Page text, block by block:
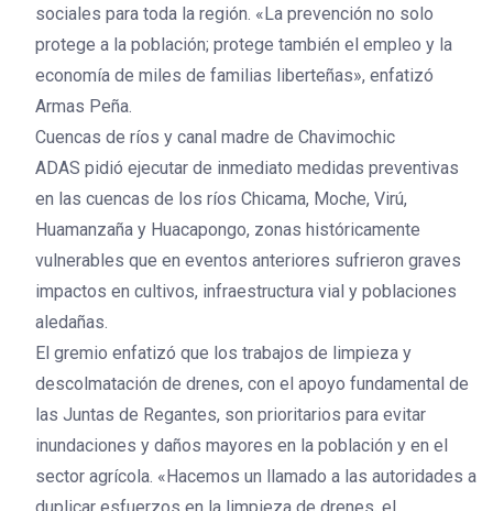
sociales para toda la región. «La prevención no solo
protege a la población; protege también el empleo y la
economía de miles de familias liberteñas», enfatizó
Armas Peña.
Cuencas de ríos y canal madre de Chavimochic
ADAS pidió ejecutar de inmediato medidas preventivas
en las cuencas de los ríos Chicama, Moche, Virú,
Huamanzaña y Huacapongo, zonas históricamente
vulnerables que en eventos anteriores sufrieron graves
impactos en cultivos, infraestructura vial y poblaciones
aledañas.
El gremio enfatizó que los trabajos de limpieza y
descolmatación de drenes, con el apoyo fundamental de
las Juntas de Regantes, son prioritarios para evitar
inundaciones y daños mayores en la población y en el
sector agrícola. «Hacemos un llamado a las autoridades a